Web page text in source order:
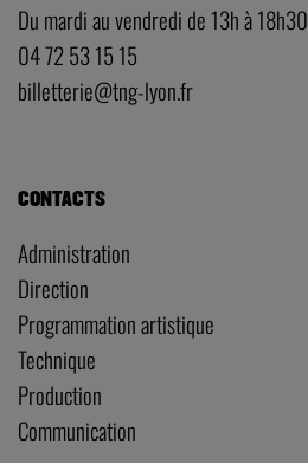
Du mardi au vendredi de 13h à 18h30
04 72 53 15 15
billetterie@tng-lyon.fr
CONTACTS
Administration
Direction
Programmation artistique
Technique
Production
Communication